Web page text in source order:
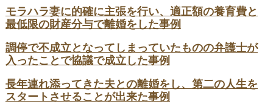
モラハラ妻に的確に主張を行い、適正額の養育費と
最低限の財産分与で離婚をした事例
調停で不成立となってしまっていたものの弁護士が
入ったことで協議で成立した事例
長年連れ添ってきた夫との離婚をし、第二の人生を
スタートさせることが出来た事例